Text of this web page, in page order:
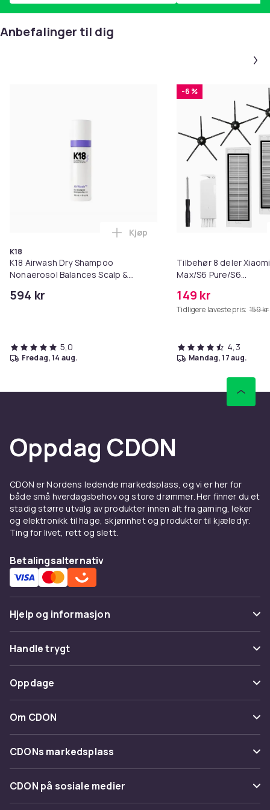
japansk, nederlandsk, portugisisk, koreansk
forekomme feil.
e3679ad3-d2f7-52d1-91a4-2b2be664f709
Produktsikkerhetsinformasjon
Anbefalinger til dig
K18
K18 Airwash Dry Shampoo
Nonaerosol Balances Scalp &
594 kr
Legg K18 Airwash Dry
Kjøp
5,0
fredag, 14 aug.
-6 %
Tilbehør 8 deler
Max/S6 Pure/S6
149 kr
Tidligere laveste pris: 159 kr
4,3
mandag, 17 aug.
Oppdag CDON
CDON er Nordens ledende markedsplass, og vi er her for
både små hverdagsbehov og store drømmer. Her finner du et
stadig større utvalg av produkter innen alt fra gaming, leker
og elektronikk til hage, skjønnhet og produkter til kjæledyr.
Ting for livet, rett og slett.
Betalingsalternativ
Hjelp og informasjon
Vanlige spørsmål
Spor pakke
Angre & returner her
Kontakt oss
Handle trygt
Betaling
Levering
Tilbakekallinger
Oppdage
Kategorier
Varemerker
Om CDON
Om oss
Kundeanmeldelser
Jobbe på CDON
CDONs markedsplass
Merchant Help Center
CDON på sosiale medier